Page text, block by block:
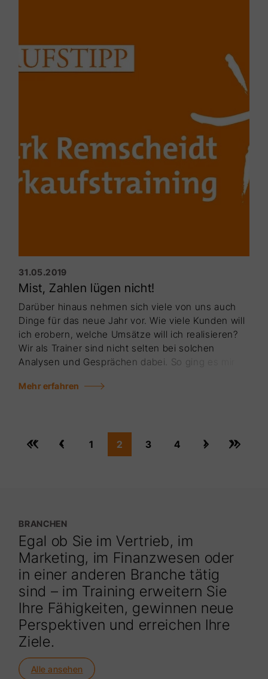
31.05.2019
Mist, Zahlen lügen nicht!
Darüber hinaus nehmen sich viele von uns auch
Dinge für das neue Jahr vor. Wie viele Kunden will
ich erobern, welche Umsätze will ich realisieren?
Wir als Trainer sind nicht selten bei solchen
Analysen und Gesprächen dabei. So ging es mir
der Immobilienbranche. Wir haben uns die Zahlen
Jahr 2016 - etwa ab Sommer - einen Knick gab. Ab
diesem Zeitpunkt lief es nicht mehr rund, die Luft
war raus, irgendetwas stand in der Firma seit
Mehr erfahren
« ‹ 1 2 3 4 › »
BRANCHEN
Egal ob Sie im Vertrieb, im
Marketing, im Finanzwesen oder
in einer anderen Branche tätig
sind – im Training erweitern Sie
Ihre Fähigkeiten, gewinnen neue
Perspektiven und erreichen Ihre
Ziele.
Alle ansehen